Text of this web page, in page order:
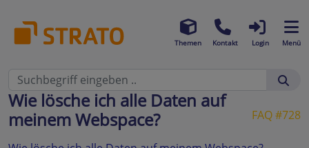
Themen Kontakt Login Menü
FAQ #728
Wie lösche ich alle Daten auf
meinem Webspace?